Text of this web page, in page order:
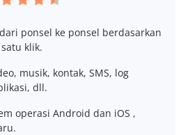
ponsel ke ponsel berdasarkan
klik.
musik, kontak, SMS, log
dll.
operasi Android dan iOS ,